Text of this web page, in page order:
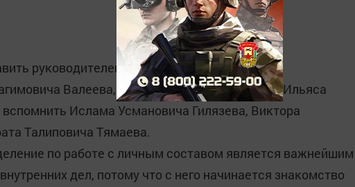
руководителей возглавляющих кадровое
Валеева, Людмилу Павловну Щекач, Ильяса
Ислама Усмановича Гилязева, Виктора
Талиповича Тямаева.
по работе с личным составом является важнейшим
дел, потому что с него начинается знакомство